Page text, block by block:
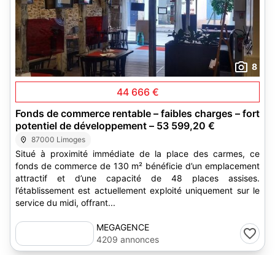
8
44 666 €
Fonds de commerce rentable – faibles charges – fort
potentiel de développement – 53 599,20 €
87000 Limoges
Situé à proximité immédiate de la place des carmes, ce
fonds de commerce de 130 m² bénéficie d’un emplacement
attractif et d’une capacité de 48 places assises.
l’établissement est actuellement exploité uniquement sur le
service du midi, offrant...
MEGAGENCE
4209 annonces